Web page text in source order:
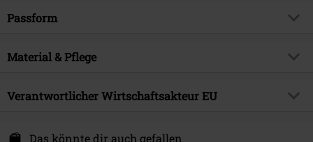
Brand
Erscheinungsdatum
Produkt-Typ
Halsausschnitt/Kragen
Armlänge
Kurzer Ärmel
Passform
Passform/Oberteile
Material & Pflege
Obermaterial
90% Baumwolle, 10% Viskose
Sonstiges Material
Zweites Obermaterial: 100%
Verantwortlicher Wirtschaftsakteur EU
Dr.-Robert-Murjahn-Str. 7
Das könnte dir auch gefallen